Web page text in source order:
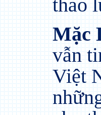
thao
Mặc
vẫn
Việt